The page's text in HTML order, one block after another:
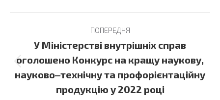
navigation
ПОПЕРЕДНЯ
Previous
post:
У Міністерстві внутрішніх справ
оголошено Конкурс на кращу наукову,
науково‒технічну та профорієнтаційну
продукцію у 2022 році